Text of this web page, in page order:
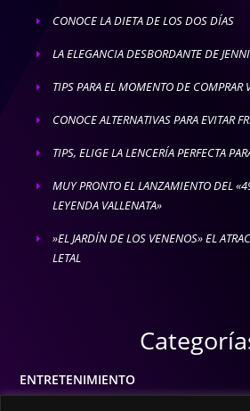
E CONOCE LA DIETA DE LOS DOS DÍAS
E LA ELEGANCIA DESBORDANTE DE
E TIPS PARA EL MOMENTO DE COMPRAR
E CONOCE ALTERNATIVAS PARA EVITAR
E TIPS, ELIGE LA LENCERÍA PERFECTA
E
MUY PRONTO EL LANZAMIENTO DEL
LEYENDA VALLENATA»
E
»EL JARDÍN DE LOS VENENOS» EL
LETAL
ENTRETENIMIENTO